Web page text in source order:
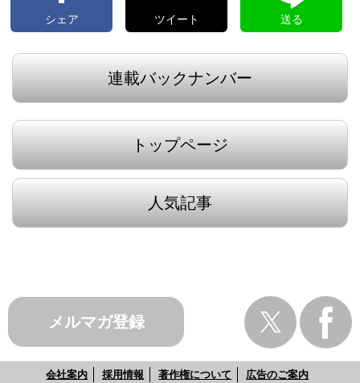
シェア ツイート 送る
連載バックナンバー
トップページ
人気記事
メルマガ登録
会社案内 採用情報 著作権について 広告のご案内